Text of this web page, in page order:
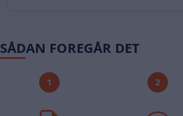
SÅDAN FOREGÅR DET
1 2